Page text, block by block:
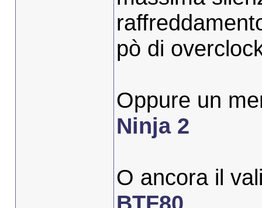
pò di
Oppure un
Ninja 2
O ancora il
BTF80